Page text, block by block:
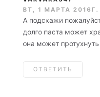
ВТ, 1 МАРТА 2016Г.
А подскажи
долго паста может
она может
ОТВЕТИТЬ